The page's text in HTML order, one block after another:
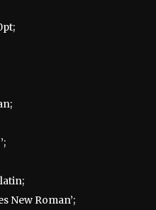
New Roman’;